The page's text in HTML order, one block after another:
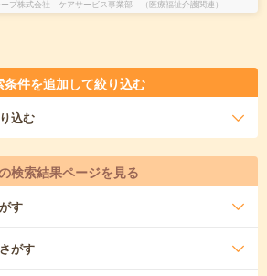
ープ株式会社 ケアサービス事業部 （医療福祉介護関連）
条件を追加して絞り込む
込む
検索結果ページを見る
す
がす